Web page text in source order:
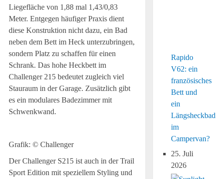
Liegefläche von 1,88 mal 1,43/0,83
Meter. Entgegen häufiger Praxis dient
diese Konstruktion nicht dazu, ein Bad
neben dem Bett im Heck unterzubringen,
sondern Platz zu schaffen für einen
Schrank. Das hohe Heckbett im
Challenger 215 bedeutet zugleich viel
Stauraum in der Garage. Zusätzlich gibt
es ein modulares Badezimmer mit
Schwenkwand.
Grafik: © Challenger
Der Challenger S215 ist auch in der Trail
Sport Edition mit speziellem Styling und
Rapido
V62: ein
französisches
Bett und
ein
Längsheckbad
im
Campervan?
25. Juli
2026